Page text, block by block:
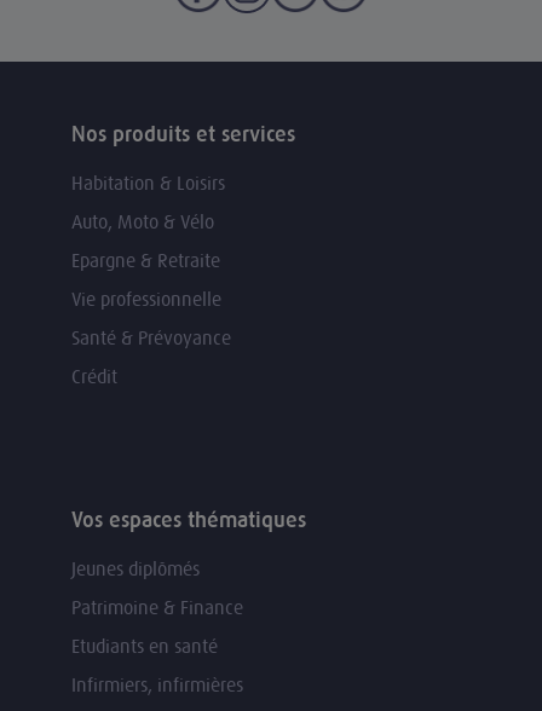
Nos produits et services
Habitation & Loisirs
Auto, Moto & Vélo
Epargne & Retraite
Vie professionnelle
Santé & Prévoyance
Crédit
Vos espaces thématiques
Jeunes diplômés
Patrimoine & Finance
Etudiants en santé
Infirmiers, infirmières